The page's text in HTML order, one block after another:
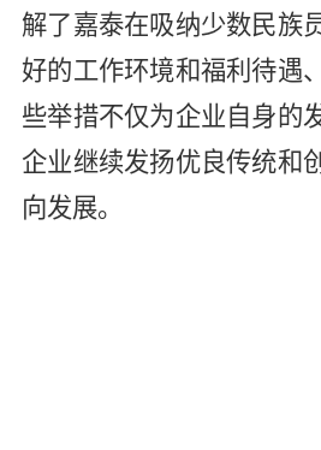
解了嘉泰在吸纳少数民族
好的工作环境和福利待遇
些举措不仅为企业自身的
企业继续发扬优良传统和
向发展。